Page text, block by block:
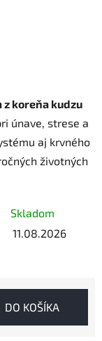
koreňa kudzu
únave, strese a
aj krvného
životných
Skladom
11.08.2026
DO KOŠÍKA